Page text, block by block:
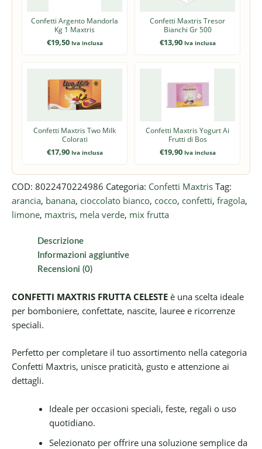
Confetti Argento Mandorla
Kg 1 Maxtris
€19,50 Iva inclusa
Confetti Maxtris Tresor
Bianchi Gr 500
€13,90 Iva inclusa
Confetti Maxtris Two Milk
Colorati
€17,90 Iva inclusa
Confetti Maxtris Yogurt Ai
Frutti di Bos
€19,90 Iva inclusa
COD: 8022470224986 Categoria: Confetti Maxtris Tag:
arancia, banana, cioccolato bianco, cocco, confetti, fragola,
limone, maxtris, mela verde, mix frutta
Descrizione
Informazioni aggiuntive
Recensioni (0)
CONFETTI MAXTRIS FRUTTA CELESTE è una scelta ideale
per bomboniere, confettate, nascite, lauree e ricorrenze
speciali.
Perfetto per completare il tuo assortimento nella categoria
Confetti Maxtris, unisce praticità, gusto e attenzione ai
dettagli.
Ideale per occasioni speciali, feste, regali o uso
quotidiano.
Selezionato per offrire una soluzione semplice da